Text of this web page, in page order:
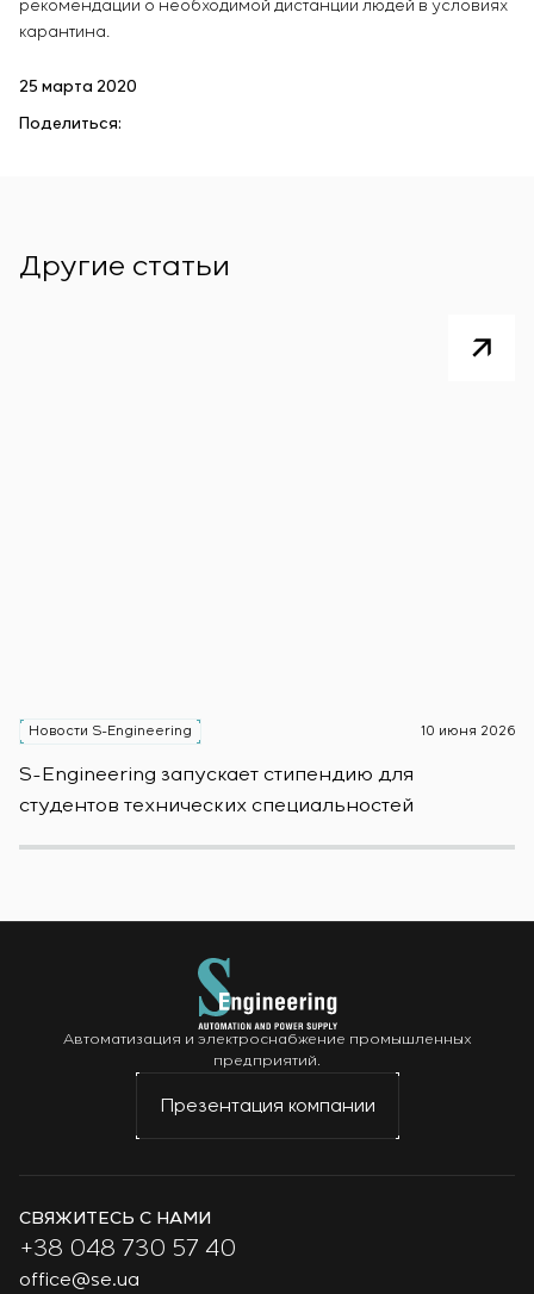
рекомендации о необходимой дистанции людей в условиях
карантина.
25 марта 2020
Поделиться:
Другие статьи
Новости S-Engineering 10 июня 2026
S-Engineering запускает стипендию для
студентов технических специальностей
Автоматизация и электроснабжение промышленных
предприятий.
Презентация компании
СВЯЖИТЕСЬ С НАМИ
+38 048 730 57 40
office@se.ua